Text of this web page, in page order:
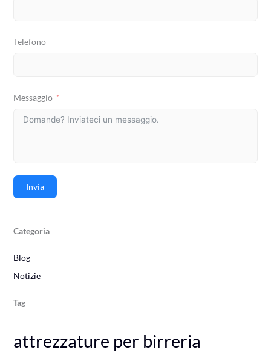
Telefono
Messaggio
Invia
Categoria
Blog
Notizie
Tag
attrezzature per birreria